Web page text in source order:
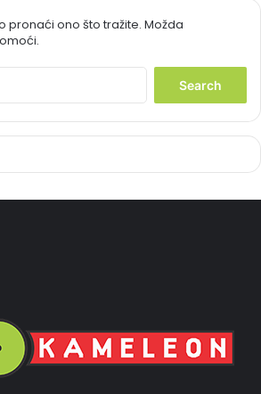
pronaći ono što tražite. Možda
h